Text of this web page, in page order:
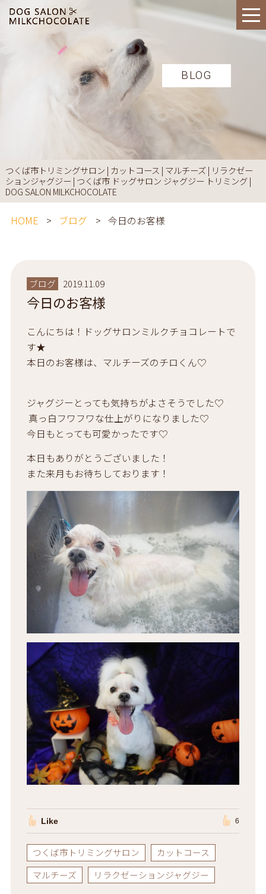
BLOG
つくば市トリミングサロン | カットコース | マルチーズ | リラクゼー
ションジャグジー | つくば市 ドッグサロン ジャグジー トリミング |
DOG SALON MILKCHOCOLATE
HOME ブログ 今日のお客様
ブログ 2019.11.09
今日のお客様
こんにちは！ドッグサロンミルクチョコレートで
す★
本日のお客様は、マルチーズのチロくん♡
ジャグジーとっても気持ちがよさそうでした♡
真っ白フワフワな仕上がりになりました♡
今日もとっても可愛かったです♡
本日もありがとうございました！
また来月もお待ちしております！
Like 6
つくば市トリミングサロン
カットコース
マルチーズ
リラクゼーションジャグジー